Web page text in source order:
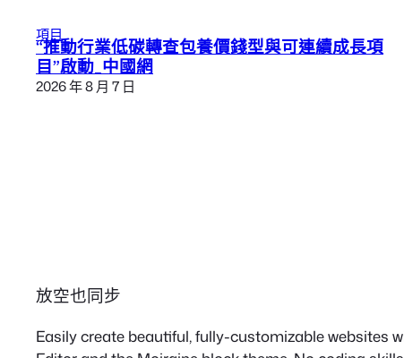
項目
“推動行業低碳轉查包養價錢型與可連續成長項
目”啟動_中國網
2026 年 8 月 7 日
放空也同步
Easily create beautiful, fully-customizable websites